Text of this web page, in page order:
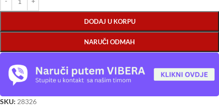
DODAJ U KORPU
NARUČI ODMAH
SKU: 28326